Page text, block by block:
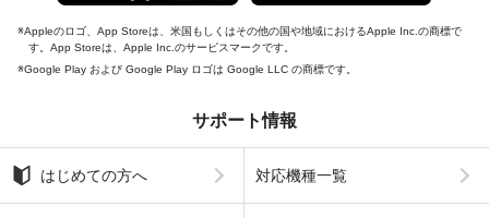
Appleのロゴ、App Storeは、米国もしくはその他の国や地域におけるApple Inc.の商標で
す。App Storeは、Apple Inc.のサービスマークです。
Google Play および Google Play ロゴは Google LLC の商標です。
サポート情報
はじめての方へ 対応機種一覧